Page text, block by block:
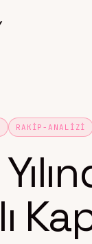
RAKIP-ANALIZI